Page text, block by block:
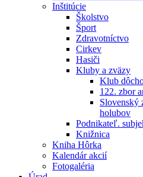
Inštitúcie
Školstvo
Šport
Zdravotníctvo
Cirkev
Hasiči
Kluby a zväzy
Klub
122. zbor
Slovenský
holubov
Podnikateľ.
Knižnica
Kniha Hôrka
Kalendár akcií
Fotogaléria